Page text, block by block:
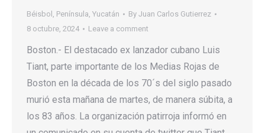
Béisbol , Península, Yucatán By Juan Carlos Gutierrez
8 octubre, 2024
Leave a comment
Boston.- El destacado ex lanzador cubano Luis
Tiant, parte importante de los Medias Rojas de
Boston en la década de los 70´s del siglo pasado
murió esta mañana de martes, de manera súbita, a
los 83 años. La organización patirroja informó en